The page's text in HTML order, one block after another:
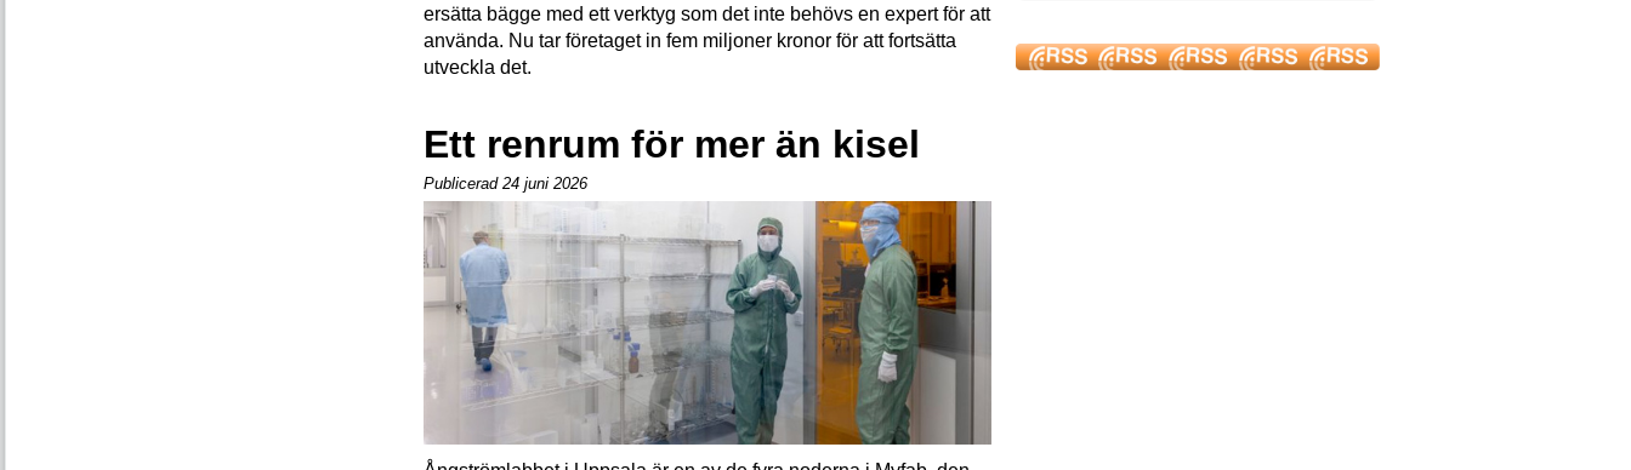
ersätta bägge med ett verktyg som det inte behövs en expert för att
använda. Nu tar företaget in fem miljoner kronor för att fortsätta
utveckla det.
Ett renrum för mer än kisel
Publicerad 24 juni 2026